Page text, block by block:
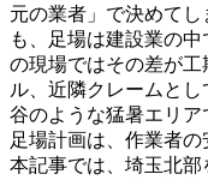
元の業者」で決めて
も、足場は建設業の
の現場ではその差が
ル、近隣クレームと
谷のような猛暑エリ
足場計画は、作業者の
本記事では、埼玉北